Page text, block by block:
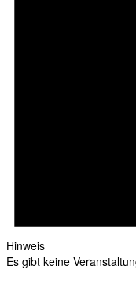
Hinweis
Es gibt keine